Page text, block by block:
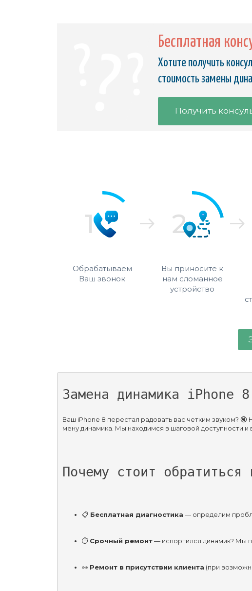
Бесплатная
Хотите получить
стоимость замены
Получить
Обрабатываем
Ваш звонок
Вы приносите к
нам сломанное
устройство
Замена динамика iPhone
Ваш iPhone 8 перестал радовать вас четким звуком?
мену динамика. Мы находимся в шаговой доступности и
Почему стоит обратиться
📋 Бесплатная диагностика — определим
⏱️ Срочный ремонт — испортился динамик? Мы
👀 Ремонт в присутствии клиента (при